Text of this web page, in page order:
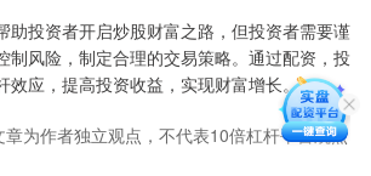
助投资者开启炒股财富之路，但投资者需要谨
制风险，制定合理的交易策略。通过配资，投
效应，提高投资收益，实现财富增长。
章为作者独立观点，不代表10倍杠杆平台观点